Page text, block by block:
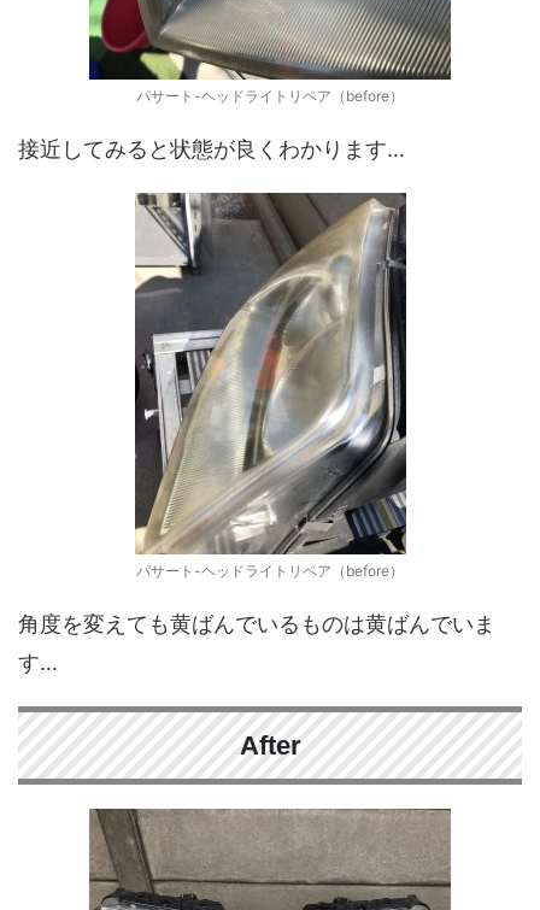
パサート-ヘッドライトリペア（before）
接近してみると状態が良くわかります…
パサート-ヘッドライトリペア（before）
角度を変えても黄ばんでいるものは黄ばんでいま
す…
After